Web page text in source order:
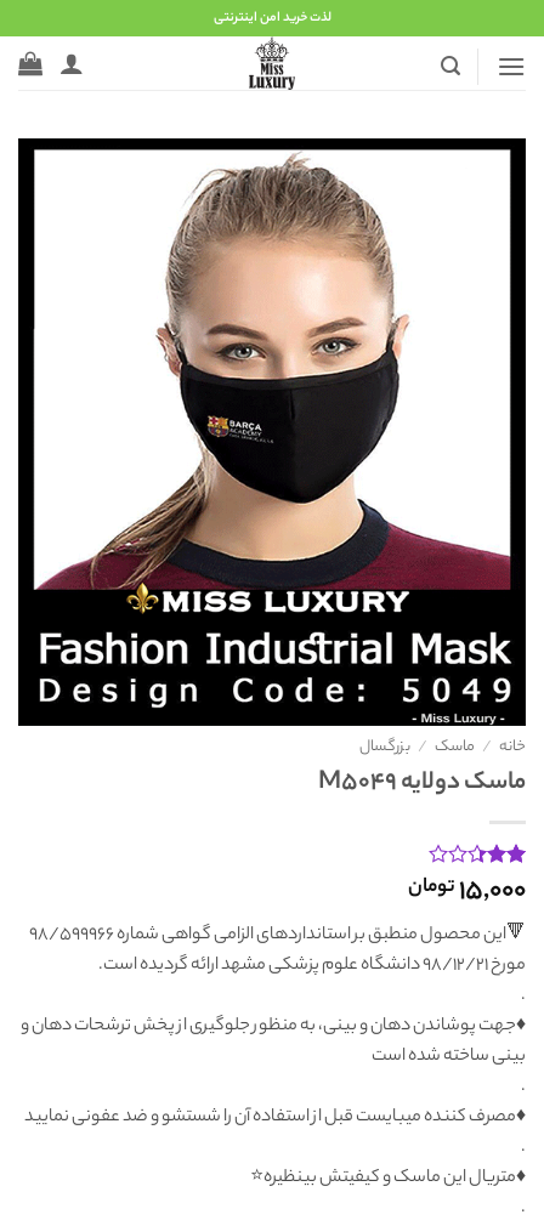
to
content
لذت خرید امن اینترنتی
خانه / ماسک / بزرگسال
ماسک دولایه M5049
امتیاز
2.33
امتیاز
3
مشتری
۱۵,۰۰۰تومان
🔻این محصول منطبق بر استانداردهای الزامی گواهی شماره 98/599966
مورخ 98/12/21 دانشگاه علوم پزشکی مشهد ارائه گردیده است.
.
♦️جهت پوشاندن دهان و بینی، به منظور جلوگیری از پخش ترشحات دهان و
بینی ساخته شده است
.
♦️مصرف کننده میبایست قبل از استفاده آن را شستشو و ضد عفونی نمایید
.
♦️متریال این ماسک و کیفیتش بینظیره⭐️
.